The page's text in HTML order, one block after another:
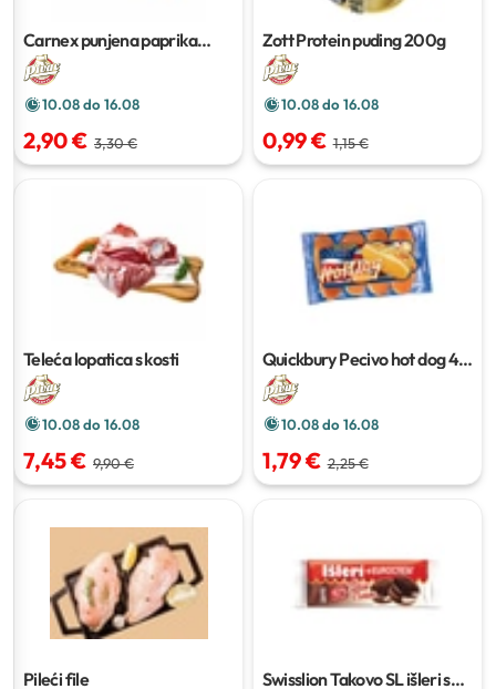
Carnex punjena paprika
400g
10.08 do 16.08
2,90 € 3,30 €
Zott Protein puding200g
10.08 do 16.08
0,99 € 1,15 €
Teleća lopatica s kosti
10.08 do 16.08
7,45 € 9,90 €
Quickbury Pecivo hot dog4
kom 250g
10.08 do 16.08
1,79 € 2,25 €
Pileći file
Swisslion Takovo SL išleri sa